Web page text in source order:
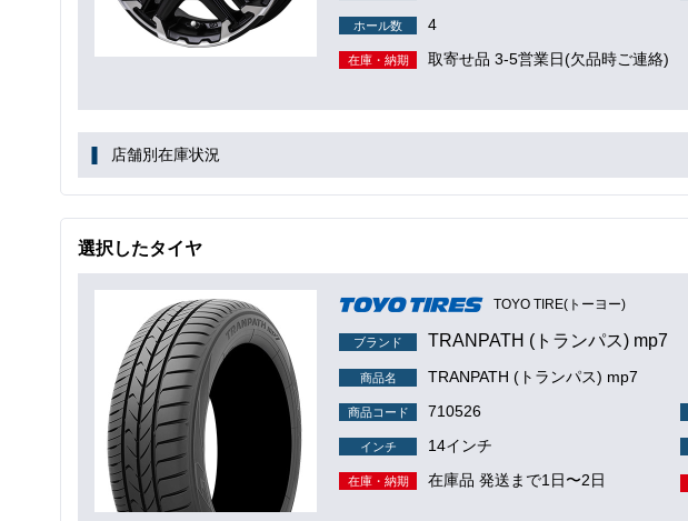
ホール数 4
在庫・納期 取寄せ品 3-5営業日(欠品時ご連絡)
店舗別在庫状況
選択したタイヤ
TOYO TIRE(トーヨー)
ブランド TRANPATH (トランパス) mp7
商品名 TRANPATH (トランパス) mp7
商品コード 710526
インチ 14インチ
在庫・納期 在庫品 発送まで1日〜2日